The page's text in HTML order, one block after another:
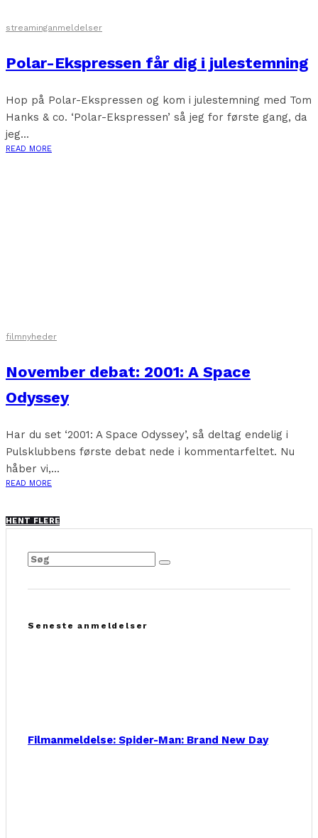
streaminganmeldelser
Polar-Ekspressen får dig i julestemning
Hop på Polar-Ekspressen og kom i julestemning med Tom
Hanks & co. ‘Polar-Ekspressen’ så jeg for første gang, da
jeg...
READ MORE
filmnyheder
November debat: 2001: A Space
Odyssey
Har du set ‘2001: A Space Odyssey’, så deltag endelig i
Pulsklubbens første debat nede i kommentarfeltet. Nu
håber vi,...
READ MORE
HENT FLERE
Seneste anmeldelser
Filmanmeldelse: Spider-Man: Brand New Day